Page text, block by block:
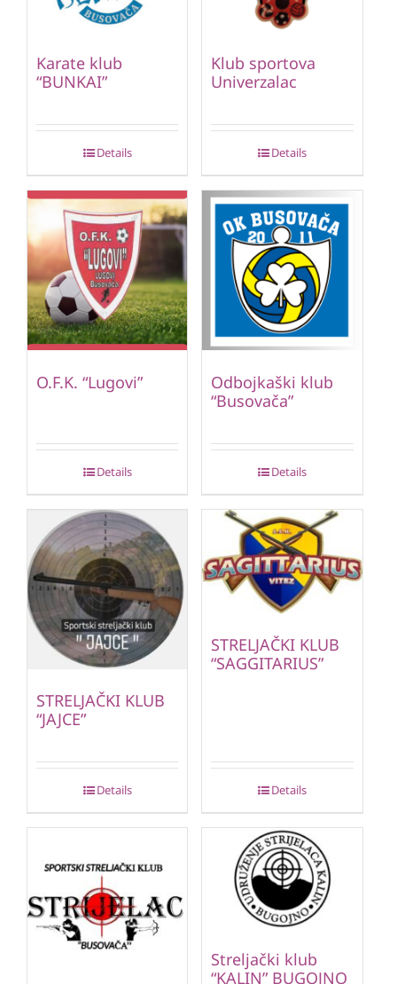
Karate klub
“BUNKAI”
Details
Klub sportova
Univerzalac
Details
O.F.K. “Lugovi”
Details
Odbojkaški klub
“Busovača”
Details
STRELJAČKI KLUB
“JAJCE”
Details
STRELJAČKI KLUB
“SAGGITARIUS”
Details
Streljački klub
“KALIN” BUGOJNO